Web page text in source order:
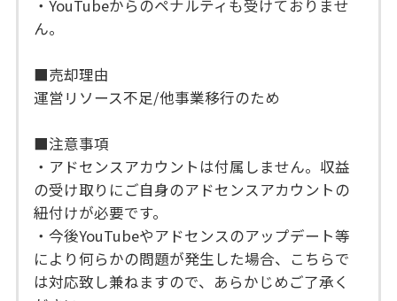
・YouTubeからのペナルティも受けておりませ
ん。
■売却理由
運営リソース不足/他事業移行のため
■注意事項
・アドセンスアカウントは付属しません。収益
の受け取りにご自身のアドセンスアカウントの
紐付けが必要です。
・今後YouTubeやアドセンスのアップデート等
により何らかの問題が発生した場合、こちらで
は対応致し兼ねますので、あらかじめご了承く